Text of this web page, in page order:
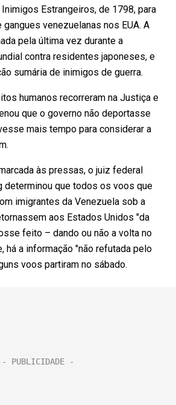
Estrangeiros, de 1798, para
venezuelanas nos EUA. A
pela última vez durante a
contra residentes japoneses, e
sumária de inimigos de guerra.
humanos recorreram na Justiça e
que o governo não deportasse
mais tempo para considerar a
às pressas, o juiz federal
determinou que todos os voos que
imigrantes da Venezuela sob a
aos Estados Unidos "da
feito – dando ou não a volta no
há a informação "não refutada pelo
voos partiram no sábado.